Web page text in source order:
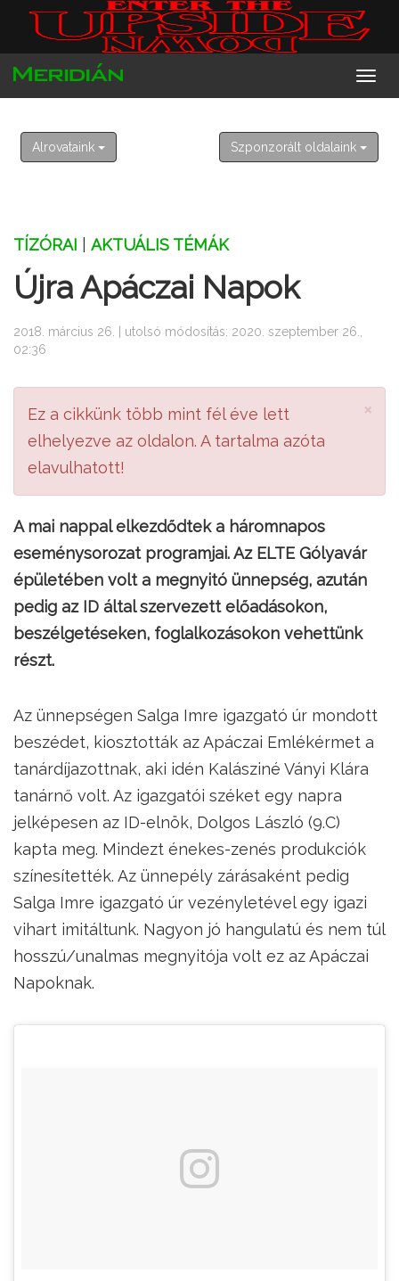
2026. augusztus 8. szombat
László
Alrovataink Szponzorált oldalaink
TÍZÓRAI AKTUÁLIS TÉMÁK
Újra Apáczai Napok
2018. március 26. | utolsó módosítás: 2020. szeptember 26.,
02:36
×
Ez a cikkünk több mint fél éve lett
elhelyezve az oldalon. A tartalma azóta
elavulhatott!
A mai nappal elkezdődtek a háromnapos
eseménysorozat programjai. Az ELTE Gólyavár
épületében volt a megnyitó ünnepség, azután
pedig az ID által szervezett előadásokon,
beszélgetéseken, foglalkozásokon vehettünk
részt.
Az ünnepségen Salga Imre igazgató úr mondott
beszédet, kiosztották az Apáczai Emlékérmet a
tanárdíjazottnak, aki idén Kalásziné Ványi Klára
tanárnő volt. Az igazgatói széket egy napra
jelképesen az ID-elnök, Dolgos László (9.C)
kapta meg. Mindezt énekes-zenés produkciók
színesítették. Az ünnepély zárásaként pedig
Salga Imre igazgató úr vezényletével egy igazi
vihart imitáltunk. Nagyon jó hangulatú és nem túl
hosszú/unalmas megnyitója volt ez az Apáczai
Napoknak.